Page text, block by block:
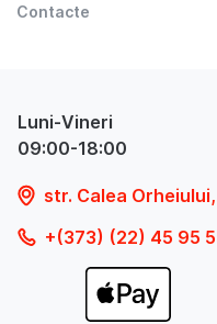
Contacte
Luni-Vineri
09:00-18:00
str. Calea
+(373) (22) 45 95